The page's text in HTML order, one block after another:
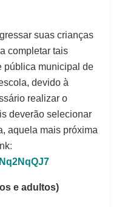
suas crianças
completar tais
pública municipal de
devido à
realizar o
deverão selecionar
aquela mais próxima
:
e adultos)